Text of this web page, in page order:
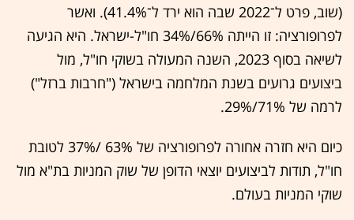
(שוב, פרט ל־2022 שבה הוא ירד ל־41.4%). ואשר
לפרופורציה: זו הייתה 66%/34% חו"ל-ישראל. היא הגיעה
לשיאה בסוף 2023, השנה המעולה בשוקי חו"ל, מול
ביצועים גרועים בשנת המלחמה בישראל ("חרבות ברזל")
לרמה של 71%/29%.
כיום היא חזרה אחורה לפרופורציה של 63% /37% לטובת
חו"ל, תודות לביצועים יוצאי הדופן של שוק המניות בת"א מול
שוקי המניות בעולם.